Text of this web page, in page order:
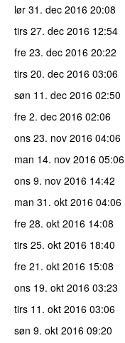
lør 31. dec 2016 20:08
tirs 27. dec 2016 12:54
fre 23. dec 2016 20:22
tirs 20. dec 2016 03:06
søn 11. dec 2016 02:50
fre 2. dec 2016 02:06
ons 23. nov 2016 04:06
man 14. nov 2016 05:06
ons 9. nov 2016 14:42
man 31. okt 2016 04:06
fre 28. okt 2016 14:08
tirs 25. okt 2016 18:40
fre 21. okt 2016 15:08
ons 19. okt 2016 03:23
tirs 11. okt 2016 03:06
søn 9. okt 2016 09:20